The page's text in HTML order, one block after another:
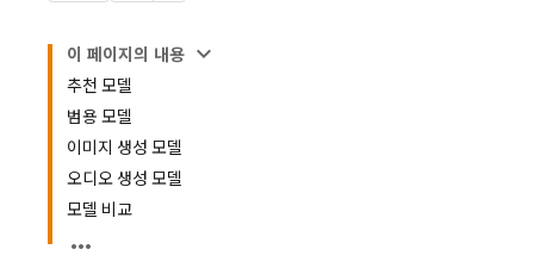
이 페이지의 내용
추천 모델
범용 모델
이미지 생성 모델
오디오 생성 모델
모델 비교